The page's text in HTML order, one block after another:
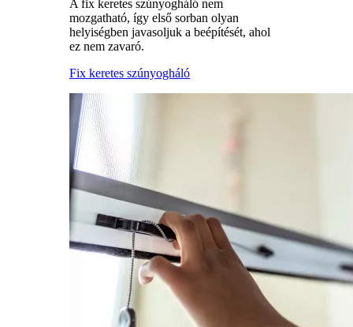
A fix keretes szúnyogháló nem
mozgatható, így első sorban olyan
helyiségben javasoljuk a beépítését, ahol
ez nem zavaró.
Fix keretes szúnyogháló